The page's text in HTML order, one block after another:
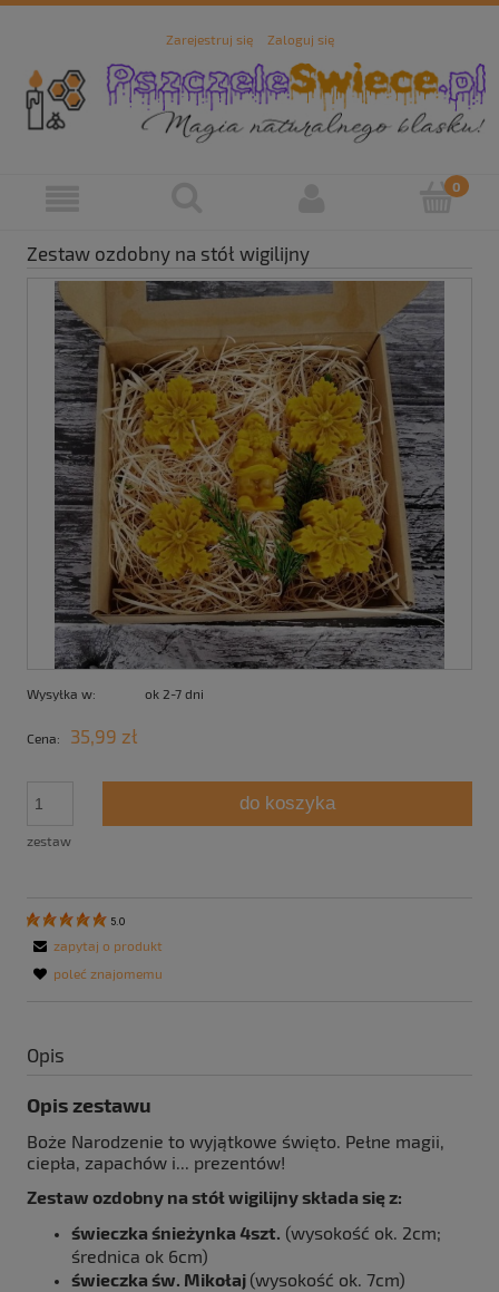
Zarejestruj się Zaloguj się
Zestaw ozdobny na stół wigilijny
Wysyłka w: ok 2-7 dni
Cena: 35,99 zł
zestaw
do koszyka
5.0
zapytaj o produkt
poleć znajomemu
Opis
Opis zestawu
Boże Narodzenie to wyjątkowe święto. Pełne magii,
ciepła, zapachów i... prezentów!
Zestaw ozdobny na stół wigilijny składa się z:
świeczka śnieżynka 4szt. (wysokość ok. 2cm;
średnica ok 6cm)
świeczka św. Mikołaj (wysokość ok. 7cm)